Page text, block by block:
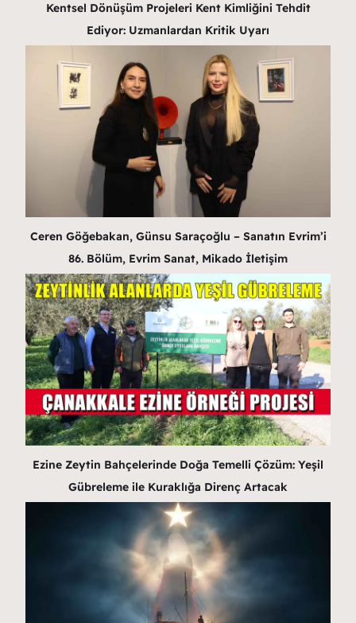
Kentsel Dönüşüm Projeleri Kent Kimliğini Tehdit
Ediyor: Uzmanlardan Kritik Uyarı
Ceren Göğebakan, Günsu Saraçoğlu – Sanatın Evrim’i
86. Bölüm, Evrim Sanat, Mikado İletişim
Ezine Zeytin Bahçelerinde Doğa Temelli Çözüm: Yeşil
Gübreleme ile Kuraklığa Direnç Artacak